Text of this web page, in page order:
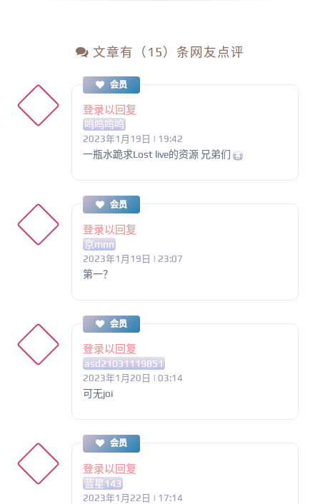
文章有（15）条网友点评
会员
登录以回复
呜呜呜呜
2023年1月19日 | 19:42
一瓶水跪求Lost live的资源 兄弟们
会员
登录以回复
京mnn
2023年1月19日 | 23:07
第一？
会员
登录以回复
asd21031119851
2023年1月20日 | 03:14
可无joi
会员
登录以回复
蓝星143
2023年1月22日 | 17:14